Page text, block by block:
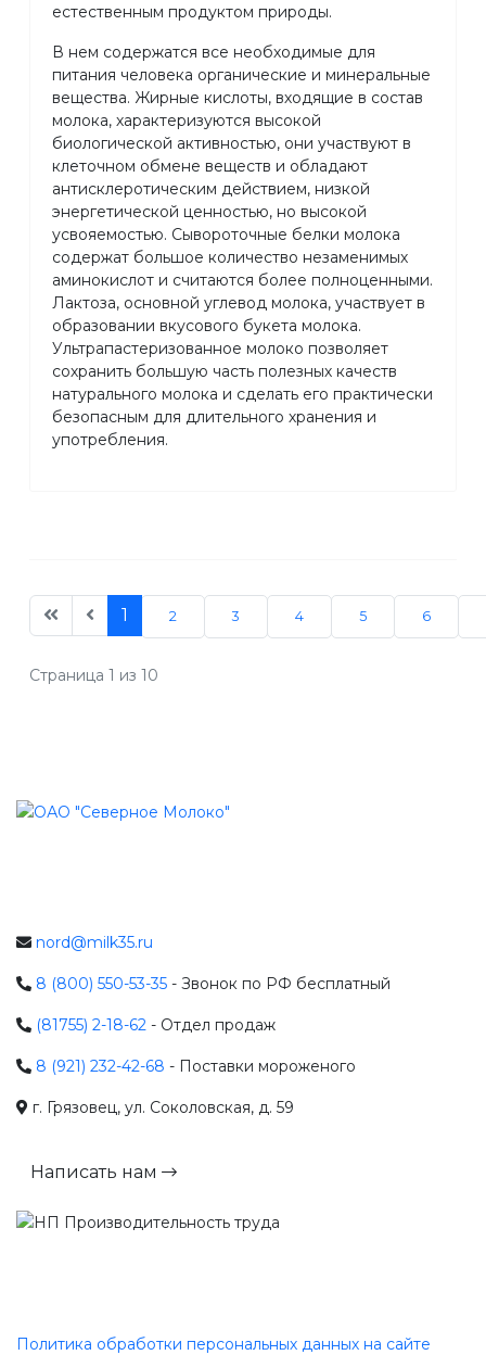
естественным продуктом природы.
В нем содержатся все необходимые для
питания человека органические и минеральные
вещества. Жирные кислоты, входящие в состав
молока, характеризуются высокой
биологической активностью, они участвуют в
клеточном обмене веществ и обладают
антисклеротическим действием, низкой
энергетической ценностью, но высокой
усвояемостью. Сывороточные белки молока
содержат большое количество незаменимых
аминокислот и считаются более полноценными.
Лактоза, основной углевод молока, участвует в
образовании вкусового букета молока.
Ультрапастеризованное молоко позволяет
сохранить большую часть полезных качеств
натурального молока и сделать его практически
безопасным для длительного хранения и
употребления.
1 2 3 4 5 6
Страница 1 из 10
nord@milk35.ru
8 (800) 550-53-35 - Звонок по РФ бесплатный
(81755) 2-18-62 - Отдел продаж
8 (921) 232-42-68 - Поставки мороженого
г. Грязовец, ул. Соколовская, д. 59
Написать нам
Политика обработки персональных данных на сайте